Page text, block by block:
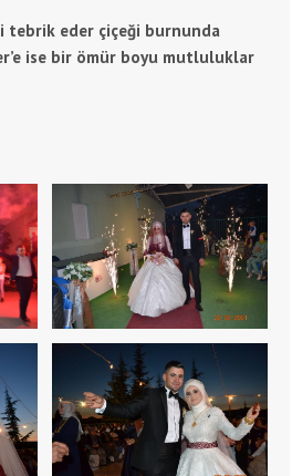
tebrik eder çiçeği burnunda
ise bir ömür boyu mutluluklar